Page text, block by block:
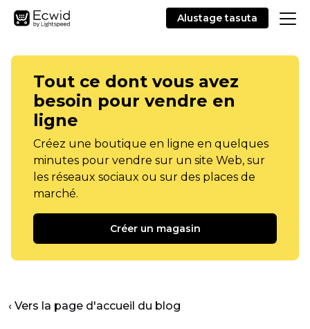
Alustage tasuta
Tout ce dont vous avez
besoin pour vendre en
ligne
Créez une boutique en ligne en quelques
minutes pour vendre sur un site Web, sur
les réseaux sociaux ou sur des places de
marché.
Créer un magasin
‹ Vers la page d'accueil du blog